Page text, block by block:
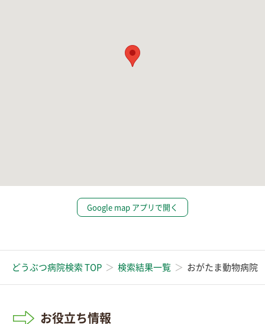
Google map アプリで開く
どうぶつ病院検索 TOP 検索結果一覧 おがたま動物病院
お役立ち情報